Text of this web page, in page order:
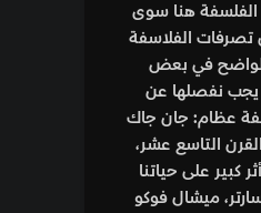
الفلسفة هنا سوى
تصرفات الفلاسفة
الواضح في بعض
يجب نفصلها عن
عظام: جان جاك
التاسع عشر،
كبير على حياتنا
ميشال فوكو